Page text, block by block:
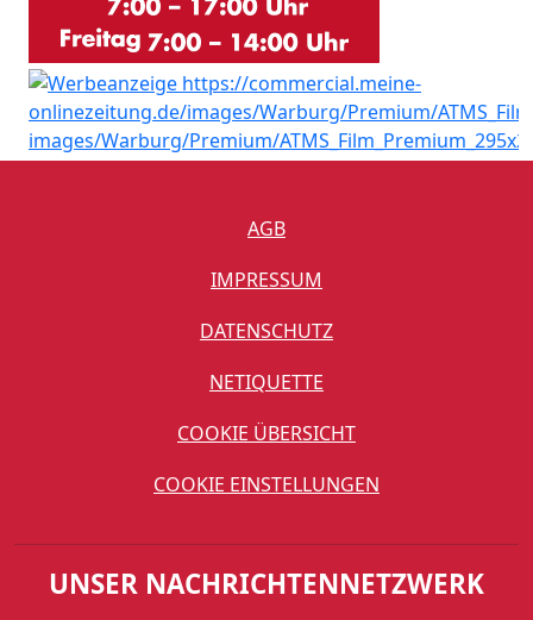
AGB
IMPRESSUM
DATENSCHUTZ
NETIQUETTE
COOKIE ÜBERSICHT
COOKIE EINSTELLUNGEN
UNSER NACHRICHTENNETZWERK